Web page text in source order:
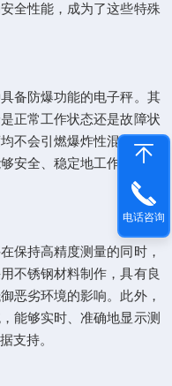
全性能，成为了这些特殊
备防爆功能的电子秤。其
正常工作状态还是故障状
不会引燃爆炸性混合物。
安全、稳定地工作，有效
持高精度测量的同时，
不锈钢材料制作，具有良
恶劣环境的影响。此外，
能够实时、准确地显示测
支持。
电话咨询